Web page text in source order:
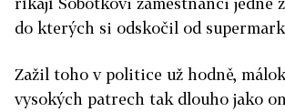
do kterých si odskočil od
Zažil toho v politice už hodně,
vysokých patrech tak dlouho jako